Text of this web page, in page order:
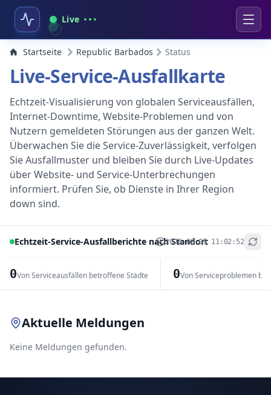
Live
Startseite Republic Barbados Status
Live-Service-Ausfallkarte
Echtzeit-Visualisierung von globalen Serviceausfällen,
Internet-Downtime, Website-Problemen und von
Nutzern gemeldeten Störungen aus der ganzen Welt.
Überwachen Sie die Service-Zuverlässigkeit, verfolgen
Sie Ausfallmuster und bleiben Sie durch Live-Updates
über Website- und Service-Unterbrechungen
informiert. Prüfen Sie, ob Dienste in Ihrer Region
down sind.
Echtzeit-Service-Ausfallberichte nach Standort
2026-08-09 11:02:52
0Von Serviceausfällen betroffene Städte 0Von Serviceproblemen
+
Aktuelle Meldungen
Keine Meldungen gefunden.